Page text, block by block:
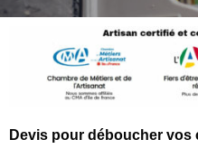
Devis pour déboucher vos